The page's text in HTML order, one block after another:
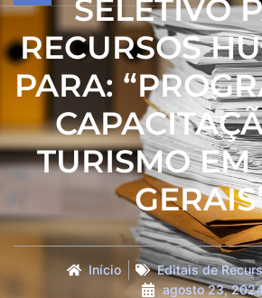
SELETIVO
RECURSOS
PARA:
TURISMO EM
Início
Editais de
agosto 23,